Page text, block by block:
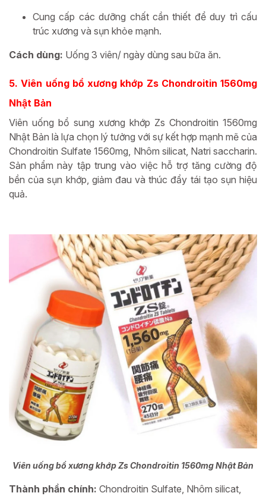
Cung cấp các dưỡng chất cần thiết để duy trì cấu
trúc xương và sụn khỏe mạnh.
Cách dùng: Uống 3 viên/ ngày dùng sau bữa ăn.
5.Viên uống bổ xương khớp Zs Chondroitin 1560mg
Nhật Bản
Viên uống bổ sung xương khớp Zs Chondroitin 1560mg
Nhật Bản là lựa chọn lý tưởng với sự kết hợp mạnh mẽ của
Chondroitin Sulfate 1560mg, Nhôm silicat, Natri saccharin.
Sản phẩm này tập trung vào việc hỗ trợ tăng cường độ
bền của sụn khớp, giảm đau và thúc đẩy tái tạo sụn hiệu
quả.
Viên uống bổ xương khớp Zs Chondroitin 1560mg Nhật Bản
Thành phần chính: Chondroitin Sulfate, Nhôm silicat,